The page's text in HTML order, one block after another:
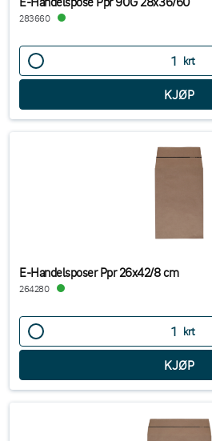
283660
krt
E-Handelsposer Ppr 26x42/8 cm
264280
krt